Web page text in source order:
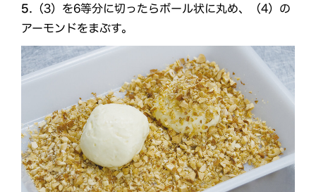
5. （3）を6等分に切ったらボール状に丸め、（4）の
アーモンドをまぶす。